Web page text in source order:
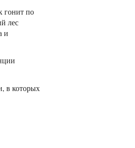
гонит по
лес
и
в которых